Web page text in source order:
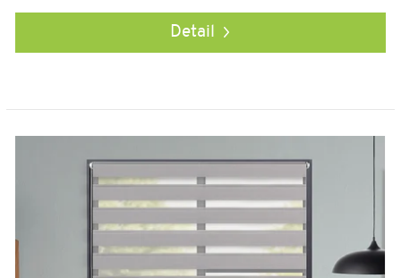
Detail